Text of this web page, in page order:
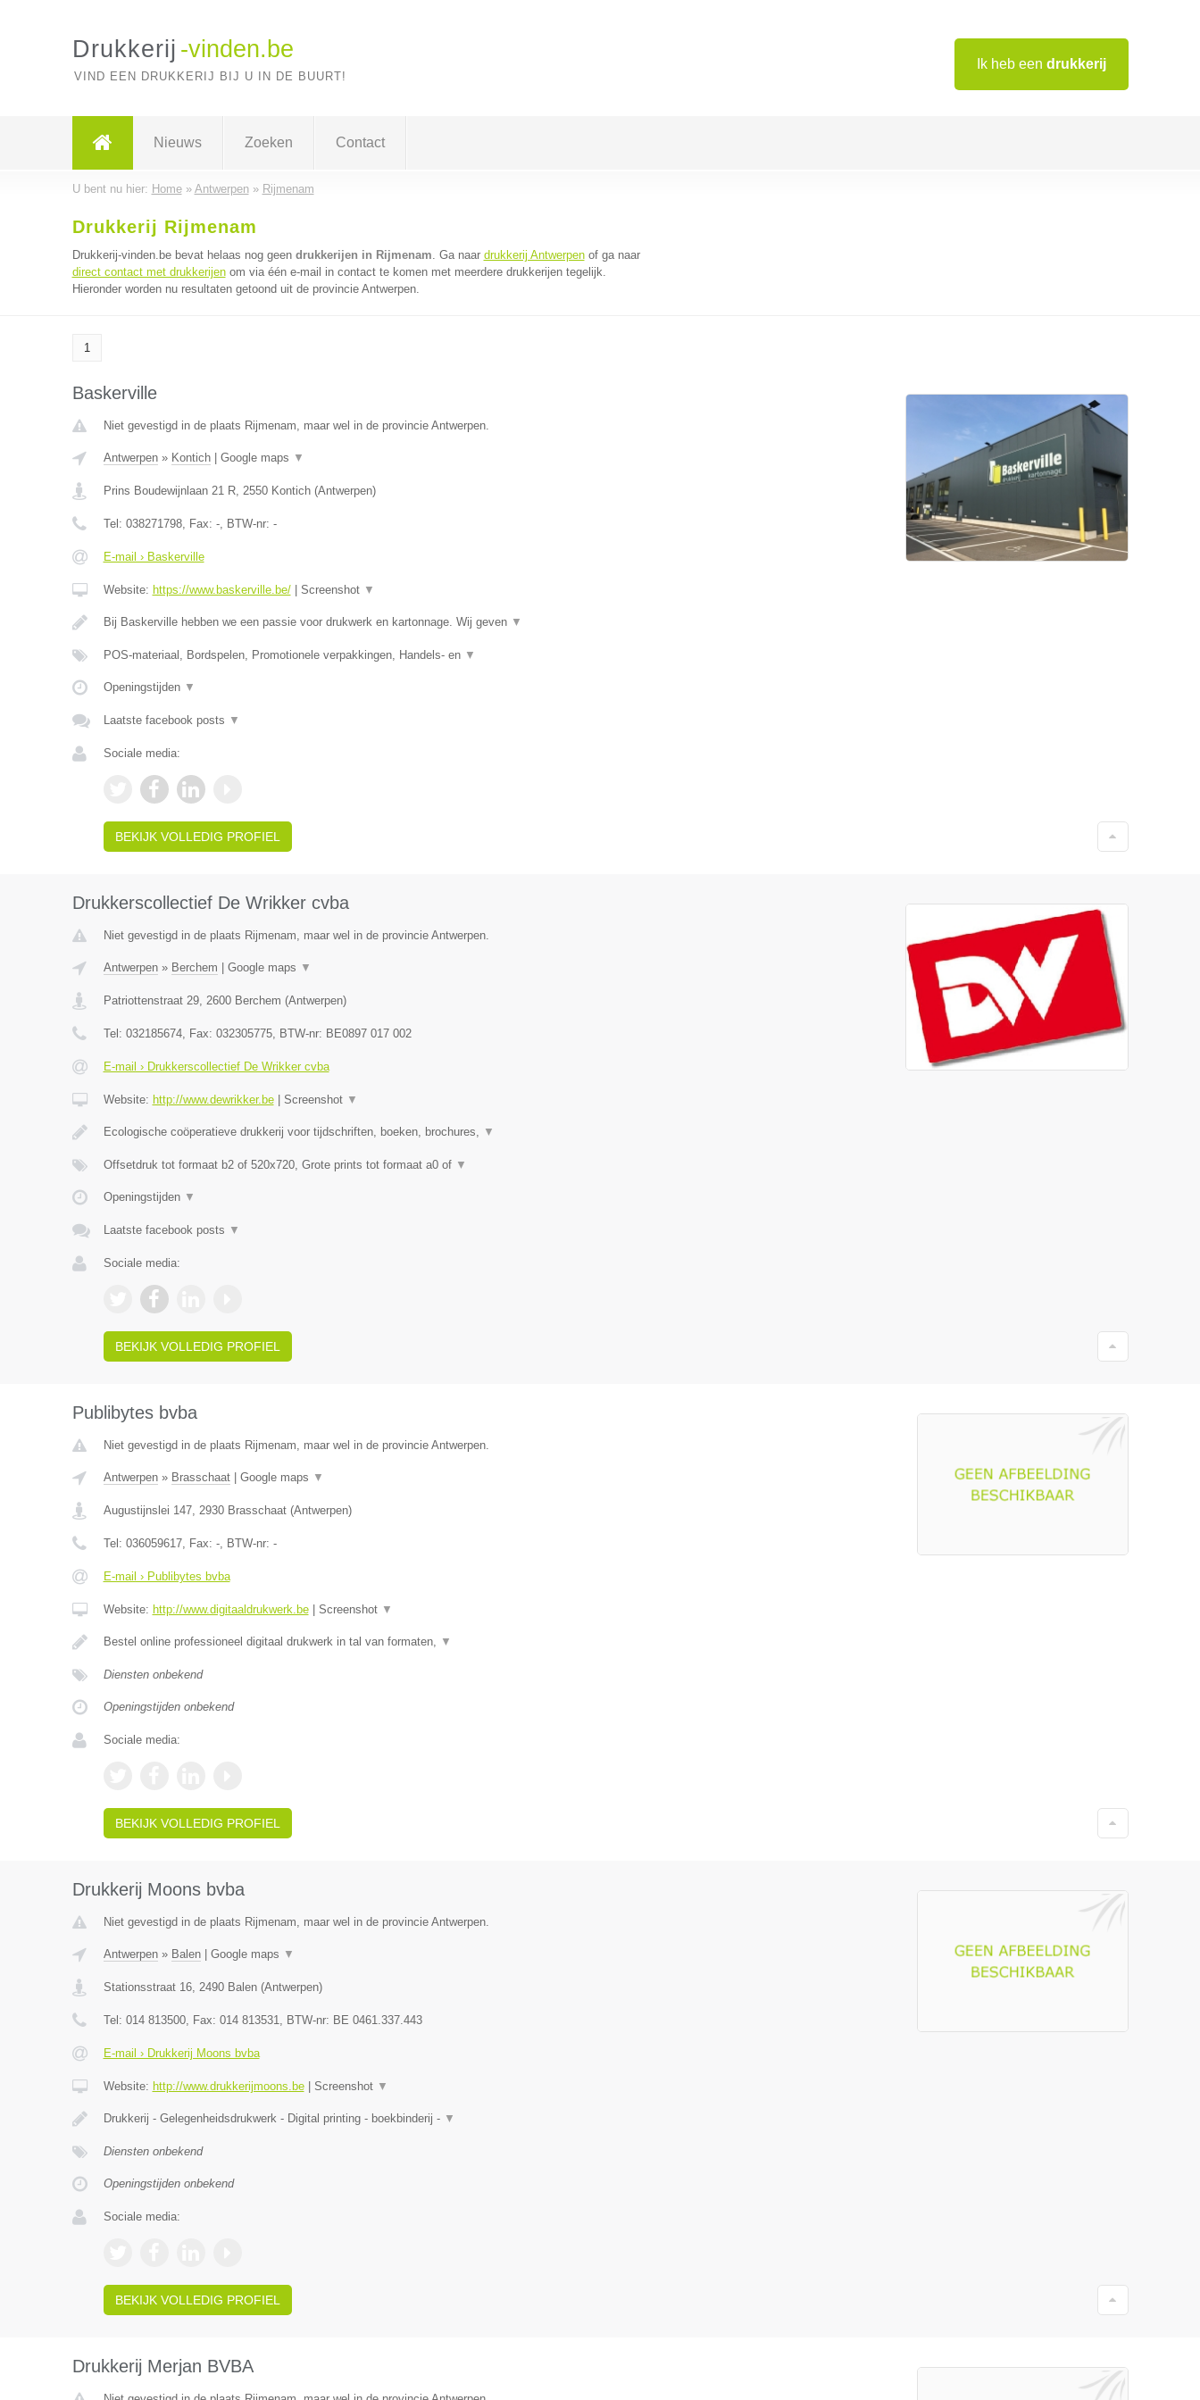
Ik heb een drukkerij
Drukkerij -vinden.be
VIND EEN DRUKKERIJ BIJ U IN DE BUURT!
Nieuws Zoeken Contact
U bent nu hier: Home» Antwerpen» Rijmenam
Drukkerij Rijmenam
Drukkerij-vinden.be bevat helaas nog geen drukkerijen in Rijmenam. Ga naar drukkerij Antwerpenof ga naar
direct contact met drukkerijenom via één e-mail in contact te komen met meerdere drukkerijen tegelijk.
Hieronder worden nu resultaten getoond uit de provincie Antwerpen.
1
Baskerville
Niet gevestigd in de plaats Rijmenam, maar wel in de provincie Antwerpen.
Antwerpen» Kontich| Google maps ▼
Prins Boudewijnlaan 21 R, 2550 Kontich(Antwerpen)
Tel: 038271798, Fax: -, BTW-nr: -
E-mail › Baskerville
Website: https://www.baskerville.be/| Screenshot ▼
Bij Baskerville hebben we een passie voor drukwerk en kartonnage. Wij geven ▼
POS-materiaal, Bordspelen, Promotionele verpakkingen, Handels- en ▼
Openingstijden ▼
Laatste facebook posts ▼
Sociale media:
BEKIJK VOLLEDIG PROFIEL
Drukkerscollectief De Wrikker cvba
Niet gevestigd in de plaats Rijmenam, maar wel in de provincie Antwerpen.
Antwerpen» Berchem Google maps ▼
Patriottenstraat 29, 2600 Berchem (Antwerpen)
Tel: 032185674, Fax: 032305775, BTW-nr: BE0897 017 002
E-mail › Drukkerscollectief De Wrikker cvba
Website: http://www.dewrikker.be| Screenshot ▼
Ecologische coöperatieve drukkerij voor tijdschriften, boeken, brochures, ▼
Offsetdruk tot formaat b2 of 520x720, Grote prints tot formaat a0 of ▼
Openingstijden ▼
Laatste facebook posts ▼
Sociale media:
BEKIJK VOLLEDIG PROFIEL
Publibytes bvba
Niet gevestigd in de plaats Rijmenam, maar wel in de provincie Antwerpen.
Antwerpen» Brasschaat| Google maps ▼
Augustijnslei 147, 2930 Brasschaat(Antwerpen)
Tel: 036059617, Fax: -, BTW-nr: -
E-mail › Publibytes bvba
Website: http://www.digitaaldrukwerk.be| Screenshot ▼
Bestel online professioneel digitaal drukwerk in tal van formaten, ▼
Diensten onbekend
Openingstijden onbekend
Sociale media:
BEKIJK VOLLEDIG PROFIEL
Drukkerij Moons bvba
Niet gevestigd in de plaats Rijmenam, maar wel in de provincie Antwerpen.
Antwerpen» Balen| Google maps ▼
Stationsstraat 16, 2490 Balen(Antwerpen)
Tel: 014 813500, Fax: 014 813531, BTW-nr: BE 0461.337.443
E-mail › Drukkerij Moons bvba
Website: http://www.drukkerijmoons.be| Screenshot ▼
Drukkerij - Gelegenheidsdrukwerk - Digital printing - boekbinderij - ▼
Diensten onbekend
Openingstijden onbekend
Sociale media:
BEKIJK VOLLEDIG PROFIEL
Drukkerij Merjan BVBA